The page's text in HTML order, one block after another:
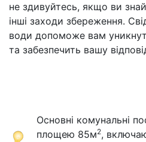
не здивуйтесь, якщо ви
інші заходи збереження.
води допоможе вам
та забезпечить вашу
Основні комунальні
площею 85м2,